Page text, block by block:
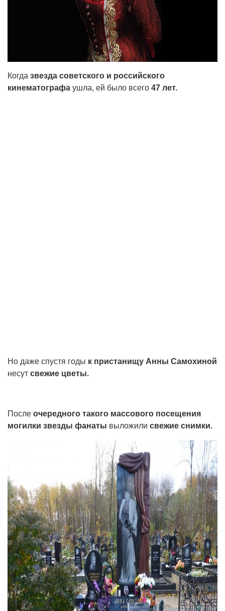
Когда звезда советского и российского
кинематографа ушла, ей было всего 47 лет.
Но даже спустя годы к пристанищу Анны Самохиной
несут свежие цветы.
После очередного такого массового посещения
могилки звезды фанаты выложили свежие снимки.